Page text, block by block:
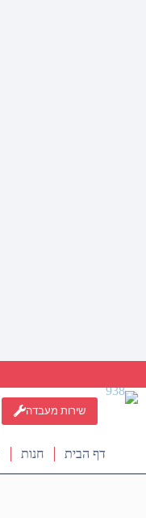
שירות מעבדה
דף הבית חנות